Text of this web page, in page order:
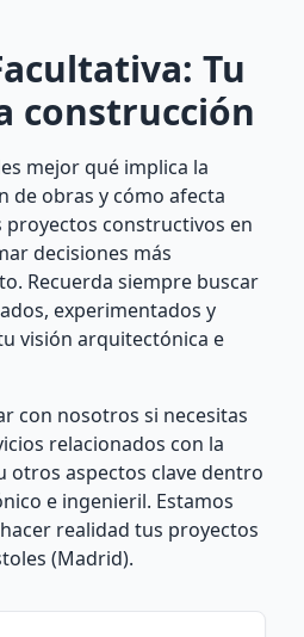
Tu
construcción
mejor qué implica la
de obras y cómo afecta
proyectos constructivos en
decisiones más
Recuerda siempre buscar
experimentados y
visión arquitectónica e
con nosotros si necesitas
relacionados con la
otros aspectos clave dentro
e ingenieril. Estamos
realidad tus proyectos
(Madrid).